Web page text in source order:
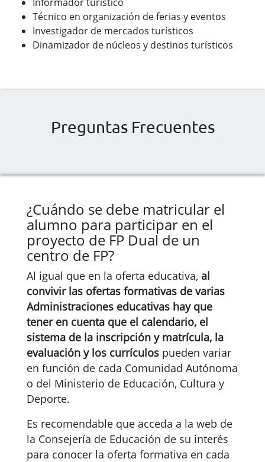
Técnico en organización de ferias y eventos
Investigador de mercados turísticos
Dinamizador de núcleos y destinos turísticos
Preguntas Frecuentes
¿Cuándo se debe matricular el
alumno para participar en el
proyecto de FP Dual de un
centro de FP?
Al igual que en la oferta educativa, al
convivir las ofertas formativas de varias
Administraciones educativas hay que
tener en cuenta que el calendario, el
sistema de la inscripción y matrícula, la
evaluación y los currículos pueden variar
en función de cada Comunidad Autónoma
o del Ministerio de Educación, Cultura y
Deporte.
Es recomendable que acceda a la web de
la Consejería de Educación de su interés
para conocer la oferta formativa en cada